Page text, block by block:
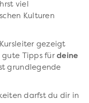
viel
Kulturen
gezeigt
gute Tipps fürdeine
grundlegende
darfst du dir in